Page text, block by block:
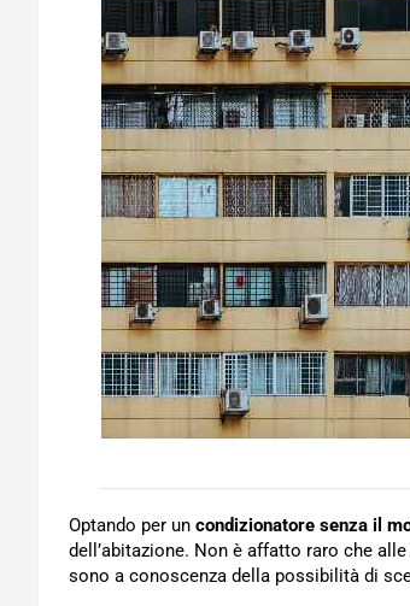
Optando per un condizionatore senza il
dell’abitazione. Non è affatto raro che
sono a conoscenza della possibilità di